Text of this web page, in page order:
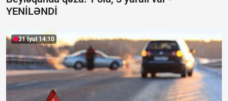
YENİLƏNDİ
31 İyul 14:10